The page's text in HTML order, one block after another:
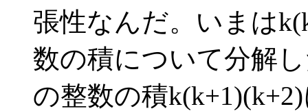
張性なんだ。いまは
数の積について分解
の整数の積